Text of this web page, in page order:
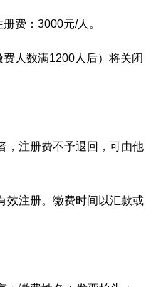
费：3000元/人。
人数满1200人后）将关闭
注册费不予退回，可由他
注册。缴费时间以汇款或